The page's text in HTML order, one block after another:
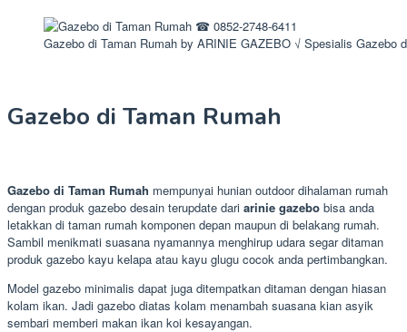
Gazebo di Taman Rumah by ARINIE GAZEBO √ Spesialis Gazebo
Gazebo di Taman Rumah
Gazebo di Taman Rumah mempunyai hunian outdoor dihalaman rumah
dengan produk gazebo desain terupdate dari arinie gazebo bisa anda
letakkan di taman rumah komponen depan maupun di belakang rumah.
Sambil menikmati suasana nyamannya menghirup udara segar ditaman
produk gazebo kayu kelapa atau kayu glugu cocok anda pertimbangkan.
Model gazebo minimalis dapat juga ditempatkan ditaman dengan hiasan
kolam ikan. Jadi gazebo diatas kolam menambah suasana kian asyik
sembari memberi makan ikan koi kesayangan.